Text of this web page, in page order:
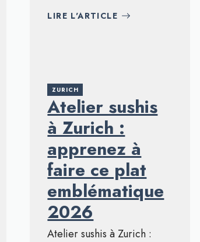
LIRE L'ARTICLE
ZURICH
Atelier sushis
à Zurich :
apprenez à
faire ce plat
emblématique
2026
Atelier sushis à Zurich :